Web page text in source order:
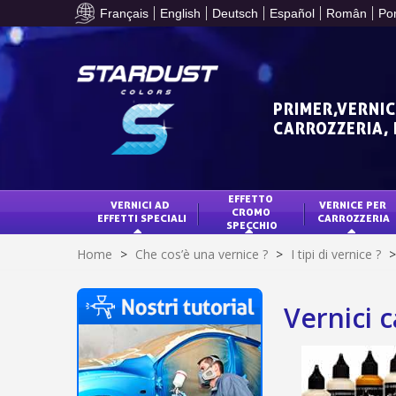
Français English Deutsch Español Român
VERNICI AD
EFFETTI SPECIALI
EFFETTO
CROMO
SPECCHIO
VERNICE PER
CARROZZERIA
Home > Che cos’è una vernice ? > I tipi di vernice ? >
Vernici